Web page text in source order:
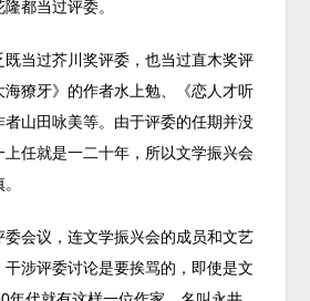
都当过评委。
当过芥川奖评委，也当过直木奖评
獠牙》的作者水上勉、《恋人才听
山田咏美等。由于评委的任期并没
任就是一二十年，所以文学振兴会
会议，连文学振兴会的成员和文艺
涉评委讨论是要挨骂的，即使是文